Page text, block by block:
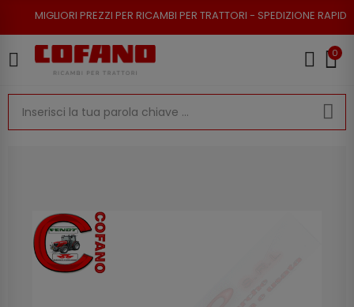
PREZZI PER RICAMBI PER TRATTORI - SPEDIZIONE RAPIDA - RESO
0